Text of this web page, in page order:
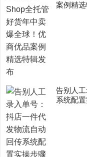
案例精
告别人
系统配